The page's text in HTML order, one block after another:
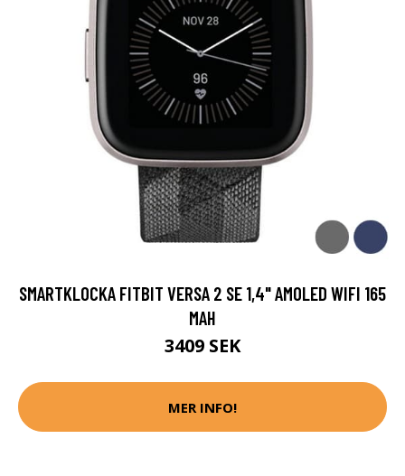
SMARTKLOCKA FITBIT VERSA 2 SE 1,4" AMOLED WIFI 165
MAH
3409 SEK
MER INFO!